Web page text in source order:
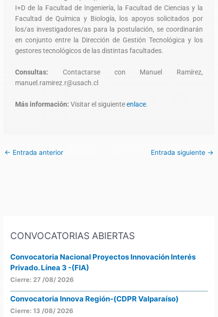
I+D de la Facultad de Ingeniería, la Facultad de Ciencias y la
Facultad de Química y Biología, los apoyos solicitados por
los/as investigadores/as para la postulación, se coordinarán
en conjunto entre la Dirección de Gestión Tecnológica y los
gestores tecnológicos de las distintas facultades.
Consultas: Contactarse con Manuel Ramírez,
manuel.ramirez.r@usach.cl
Más información: Visitar el siguienteenlace.
← Entrada anterior Entrada siguiente →
CONVOCATORIAS ABIERTAS
Convocatoria Nacional Proyectos Innovación Interés
Privado. Línea 3 -(FIA)
Cierre: 27 /08/ 2026
Convocatoria Innova Región-(CDPR Valparaíso)
Cierre: 13 /08/ 2026